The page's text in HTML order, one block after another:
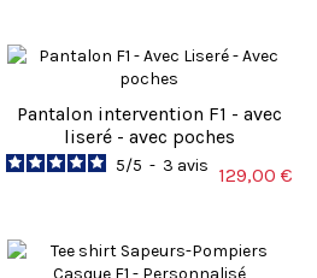
Pantalon intervention F1 - avec
liseré - avec poches
5/5 - 3 avis 129,00 €